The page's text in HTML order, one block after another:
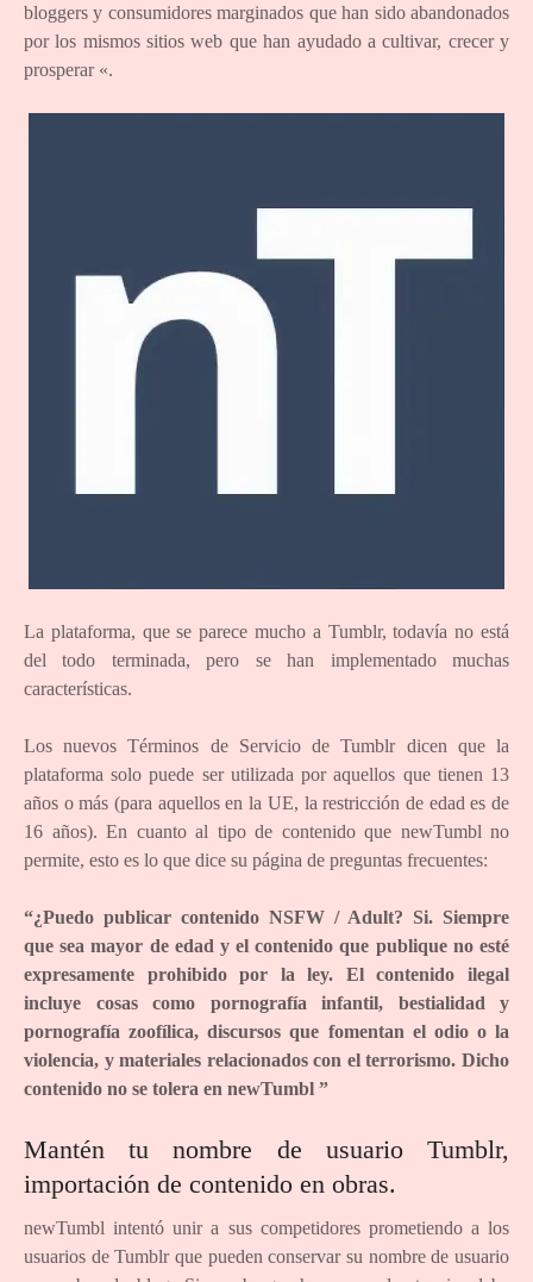
bloggers y consumidores marginados que han sido abandonados
por los mismos sitios web que han ayudado a cultivar, crecer y
prosperar «.
La plataforma, que se parece mucho a Tumblr, todavía no está
del todo terminada, pero se han implementado muchas
características.
Los nuevos Términos de Servicio de Tumblr dicen que la
plataforma solo puede ser utilizada por aquellos que tienen 13
años o más (para aquellos en la UE, la restricción de edad es de
16 años). En cuanto al tipo de contenido que newTumbl no
permite, esto es lo que dice su página de preguntas frecuentes:
“¿Puedo publicar contenido NSFW / Adult? Si. Siempre
que sea mayor de edad y el contenido que publique no esté
expresamente prohibido por la ley. El contenido ilegal
incluye cosas como pornografía infantil, bestialidad y
pornografía zoofílica, discursos que fomentan el odio o la
violencia, y materiales relacionados con el terrorismo. Dicho
contenido no se tolera en newTumbl ”
Mantén tu nombre de usuario Tumblr,
importación de contenido en obras.
newTumbl intentó unir a sus competidores prometiendo a los
usuarios de Tumblr que pueden conservar su nombre de usuario